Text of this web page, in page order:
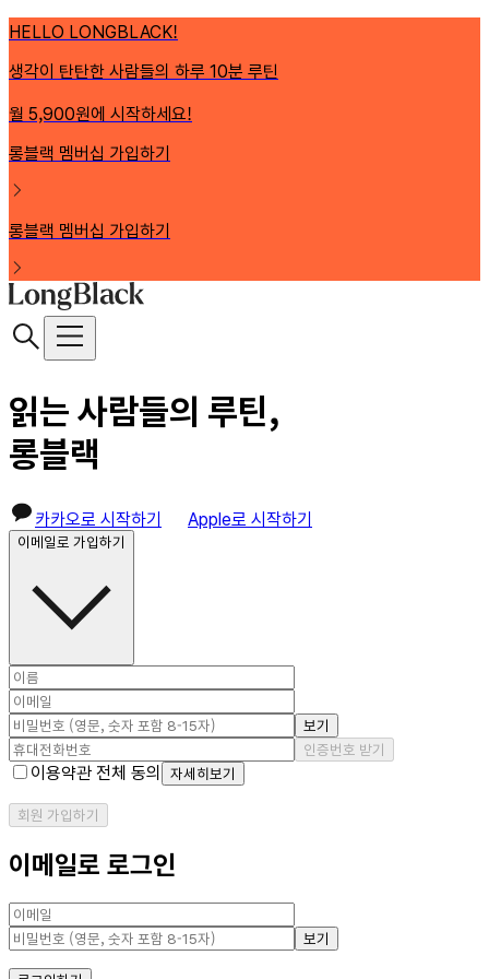
HELLO LONGBLACK!
생각이 탄탄한 사람들의 하루 10분 루틴
월 5,900원에 시작하세요!
롱블랙 멤버십 가입하기
롱블랙 멤버십 가입하기
읽는 사람들의 루틴,
롱블랙
카카오로 시작하기 Apple로 시작하기
이메일로 가입하기
보기
인증번호 받기
이용약관 전체 동의 자세히보기
회원 가입하기
이메일로 로그인
보기